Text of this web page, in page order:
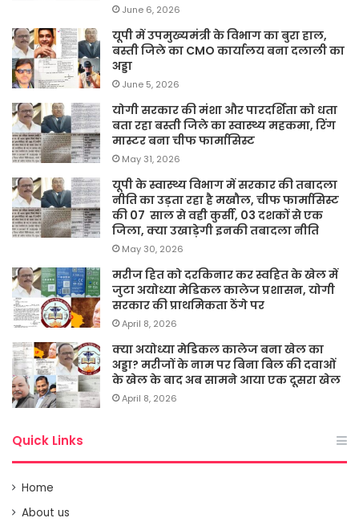
June 6, 2026
यूपी में उपमुख्यमंत्री के विभाग का बुरा हाल,
बस्ती जिले का CMO कार्यालय बना दलाली का
अड्डा
June 5, 2026
योगी सरकार की मंशा और पारदर्शिता को धता
बता रहा बस्ती जिले का स्वास्थ्य महकमा, रिंग
मास्टर बना चीफ फार्मासिस्ट
May 31, 2026
यूपी के स्वास्थ्य विभाग में सरकार की तबादला
नीति का उड़ता रहा है मखौल, चीफ फार्मासिस्ट
की 07 साल से वही कुर्सी, 03 दशकों से एक
जिला, क्या उखाड़ेगी इनकी तबादला नीति
May 30, 2026
मरीज हित को दरकिनार कर स्वहित के खेल में
जुटा अयोध्या मेडिकल कालेज प्रशासन, योगी
सरकार की प्राथमिकता ठेंगे पर
April 8, 2026
क्या अयोध्या मेडिकल कालेज बना खेल का
अड्डा? मरीजों के नाम पर बिना बिल की दवाओं
के खेल के बाद अब सामने आया एक दूसरा खेल
April 8, 2026
Quick Links
Home
About us